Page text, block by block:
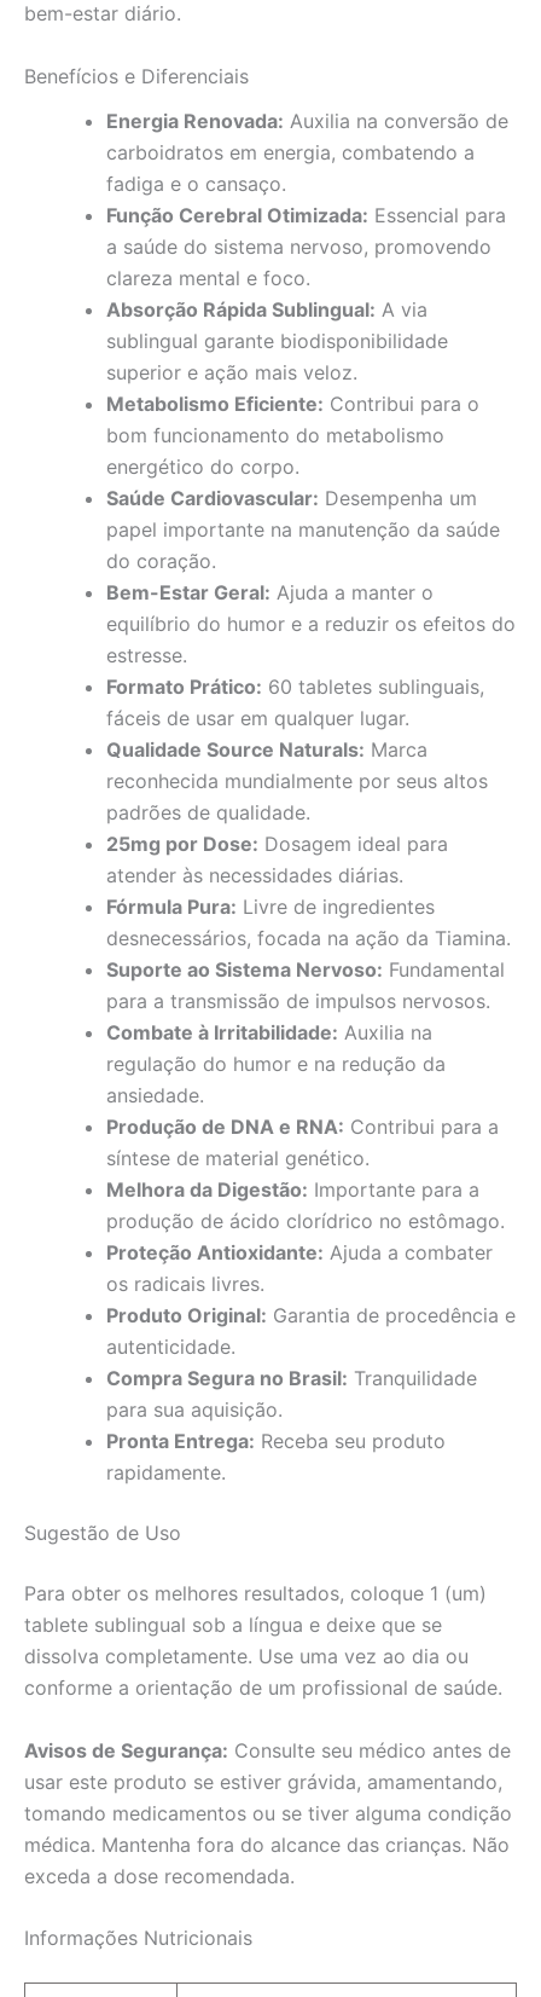
bem-estar diário.
Benefícios e Diferenciais
Energia Renovada: Auxilia na conversão de
carboidratos em energia, combatendo a
fadiga e o cansaço.
Função Cerebral Otimizada: Essencial para
a saúde do sistema nervoso, promovendo
clareza mental e foco.
Absorção Rápida Sublingual: A via
sublingual garante biodisponibilidade
superior e ação mais veloz.
Metabolismo Eficiente: Contribui para o
bom funcionamento do metabolismo
energético do corpo.
Saúde Cardiovascular: Desempenha um
papel importante na manutenção da saúde
do coração.
Bem-Estar Geral: Ajuda a manter o
equilíbrio do humor e a reduzir os efeitos do
estresse.
Formato Prático: 60 tabletes sublinguais,
fáceis de usar em qualquer lugar.
Qualidade Source Naturals: Marca
reconhecida mundialmente por seus altos
padrões de qualidade.
25mg por Dose: Dosagem ideal para
atender às necessidades diárias.
Fórmula Pura: Livre de ingredientes
desnecessários, focada na ação da Tiamina.
Suporte ao Sistema Nervoso: Fundamental
para a transmissão de impulsos nervosos.
Combate à Irritabilidade: Auxilia na
regulação do humor e na redução da
ansiedade.
Produção de DNA e RNA: Contribui para a
síntese de material genético.
Melhora da Digestão: Importante para a
produção de ácido clorídrico no estômago.
Proteção Antioxidante: Ajuda a combater
os radicais livres.
Produto Original: Garantia de procedência e
autenticidade.
Compra Segura no Brasil: Tranquilidade
para sua aquisição.
Pronta Entrega: Receba seu produto
rapidamente.
Sugestão de Uso
Para obter os melhores resultados, coloque 1 (um)
tablete sublingual sob a língua e deixe que se
dissolva completamente. Use uma vez ao dia ou
conforme a orientação de um profissional de saúde.
Avisos de Segurança: Consulte seu médico antes de
usar este produto se estiver grávida, amamentando,
tomando medicamentos ou se tiver alguma condição
médica. Mantenha fora do alcance das crianças. Não
exceda a dose recomendada.
Informações Nutricionais